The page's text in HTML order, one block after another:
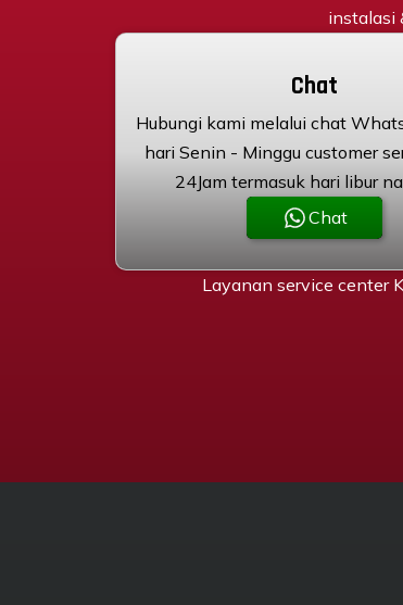
instalasi
Chat
Hubungi kami melalui chat
hari Senin - Minggu customer
24Jam termasuk hari libur
Chat
Layanan service center